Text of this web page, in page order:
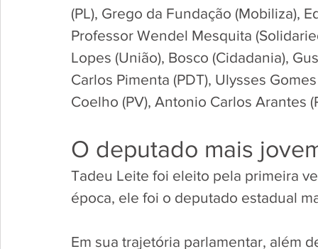
(PL), Grego da Fundação (Mobiliza),
Professor Wendel Mesquita
Lopes (União), Bosco (Cidadania),
Carlos Pimenta (PDT), Ulysses
Coelho (PV), Antonio Carlos Arantes
O deputado mais
Tadeu Leite foi eleito pela primeira
época, ele foi o deputado estadual
Em sua trajetória parlamentar, além